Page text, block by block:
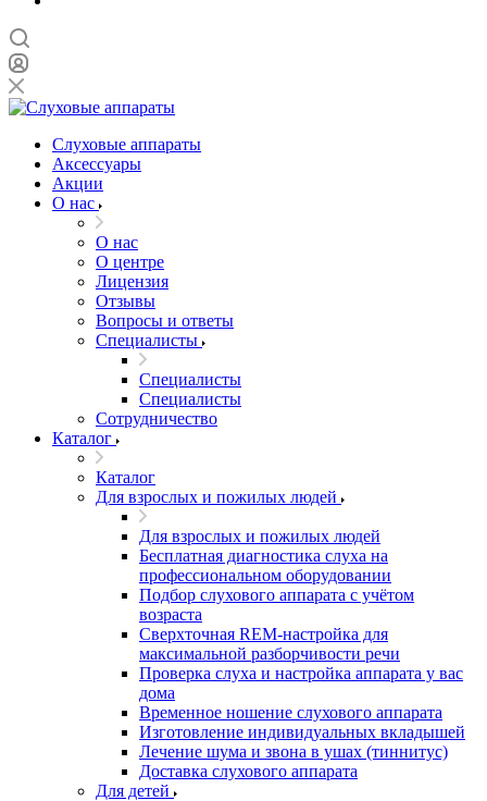
Слуховые аппараты
Аксессуары
Акции
О нас
О нас
О центре
Лицензия
Отзывы
Вопросы и ответы
Специалисты
Специалисты
Специалисты
Сотрудничество
Каталог
Каталог
Для взрослых и пожилых людей
Для взрослых и пожилых людей
Бесплатная диагностика слуха на
профессиональном оборудовании
Подбор слухового аппарата с учётом
возраста
Сверхточная REM-настройка для
максимальной разборчивости речи
Проверка слуха и настройка аппарата у вас
дома
Временное ношение слухового аппарата
Изготовление индивидуальных вкладышей
Лечение шума и звона в ушах (тиннитус)
Доставка слухового аппарата
Для детей